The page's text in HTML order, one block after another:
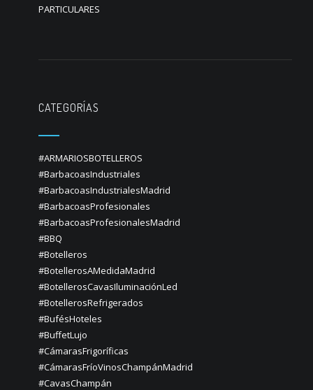
PARTICULARES
CATEGORÍAS
#ARMARIOSBOTELLEROS
#BarbacoasIndustriales
#BarbacoasIndustrialesMadrid
#BarbacoasProfesionales
#BarbacoasProfesionalesMadrid
#BBQ
#Botelleros
#BotellerosAMedidaMadrid
#BotellerosCavasIluminaciónLed
#BotellerosRefrigerados
#BufésHoteles
#BuffetLujo
#CámarasFrigoríficas
#CámarasFríoVinosChampánMadrid
#CavasChampán